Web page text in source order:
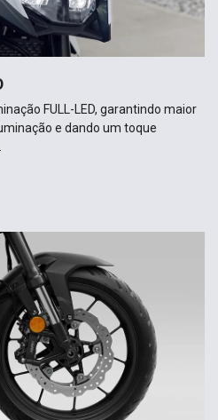
FULL-LED, garantindo maior
e dando um toque